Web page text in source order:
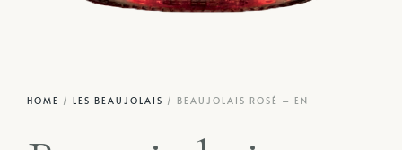
HOME / LES BEAUJOLAIS / BEAUJOLAIS ROSÉ – EN